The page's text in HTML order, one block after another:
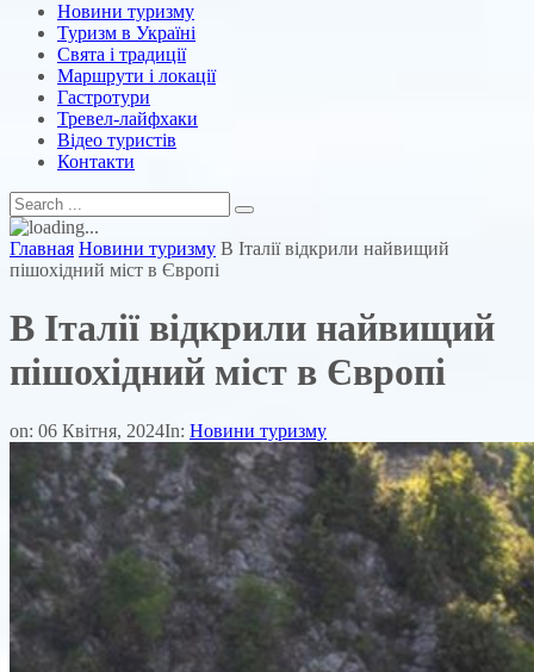
Новини туризму
Туризм в Україні
Свята і традиції
Маршрути і локації
Гастротури
Тревел-лайфхаки
Відео туристів
Контакти
Главная Новини туризму В Італії відкрили найвищий
пішохідний міст в Європі
В Італії відкрили найвищий
пішохідний міст в Європі
on: 06 Квітня, 2024In: Новини туризму